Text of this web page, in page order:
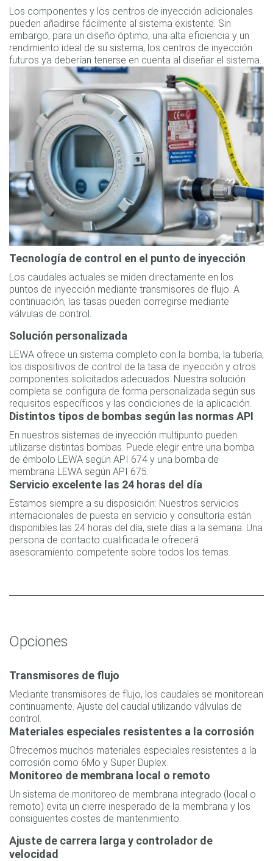
Los componentes y los centros de inyección adicionales
pueden añadirse fácilmente al sistema existente. Sin
embargo, para un diseño óptimo, una alta eficiencia y un
rendimiento ideal de su sistema, los centros de inyección
futuros ya deberían tenerse en cuenta al diseñar el sistema.
Tecnología de control en el punto de inyección
Los caudales actuales se miden directamente en los
puntos de inyección mediante transmisores de flujo. A
continuación, las tasas pueden corregirse mediante
válvulas de control.
Solución personalizada
LEWA ofrece un sistema completo con la bomba, la tubería,
los dispositivos de control de la tasa de inyección y otros
componentes solicitados adecuados. Nuestra solución
completa se configura de forma personalizada según sus
requisitos específicos y las condiciones de la aplicación.
Distintos tipos de bombas según las normas API
En nuestros sistemas de inyección multipunto pueden
utilizarse distintas bombas. Puede elegir entre una bomba
de émbolo LEWA según API 674 y una bomba de
membrana LEWA según API 675.
Servicio excelente las 24 horas del día
Estamos siempre a su disposición: Nuestros servicios
internacionales de puesta en servicio y consultoría están
disponibles las 24 horas del día, siete días a la semana. Una
persona de contacto cualificada le ofrecerá
asesoramiento competente sobre todos los temas.
Opciones
Transmisores de flujo
Mediante transmisores de flujo, los caudales se monitorean
continuamente. Ajuste del caudal utilizando válvulas de
control.
Materiales especiales resistentes a la corrosión
Ofrecemos muchos materiales especiales resistentes a la
corrosión como 6Mo y Super Duplex.
Monitoreo de membrana local o remoto
Un sistema de monitoreo de membrana integrado (local o
remoto) evita un cierre inesperado de la membrana y los
consiguientes costes de mantenimiento.
Ajuste de carrera larga y controlador de
velocidad